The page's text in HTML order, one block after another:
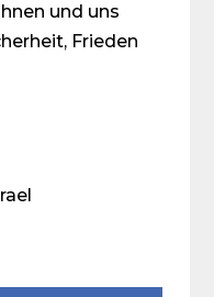
und uns
Frieden